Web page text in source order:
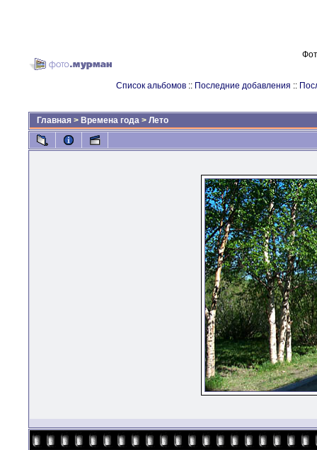
Список альбомов :: Последние добавления ::
Главная > Времена года > Лето